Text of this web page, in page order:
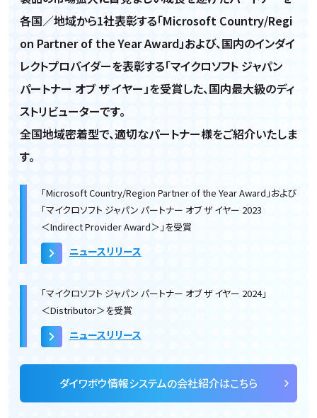
各国／地域から1社表彰する「Microsoft Country/Regi
on Partner of the Year Award」および、国内のインダイ
レクトプロバイダーを表彰する「マイクロソフト ジャパン
パートナー オブ ザ イヤー」を受賞した、国内最大級のディ
ストリビューターです。
全国地域密着型で、適切なパートナー様をご紹介いたしま
す。
「Microsoft Country/Region Partner of the Year Award」および
「マイクロソフト ジャパン パートナー オブ ザ イヤー 2023
＜Indirect Provider Award＞」を受賞
ニュースリリース
「マイクロソフト ジャパン パートナー オブ ザ イヤー 2024」
＜Distributor＞を受賞
ニュースリリース
ダイワボウ情報システムの会社紹介はこちら